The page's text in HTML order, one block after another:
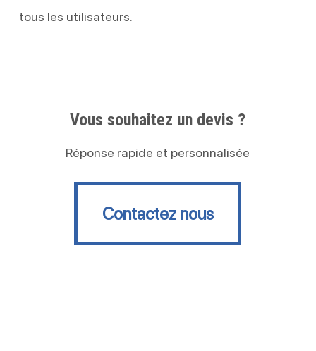
tous les utilisateurs.
Vous souhaitez un devis ?
Réponse rapide et personnalisée
Contactez nous
Contactez nous